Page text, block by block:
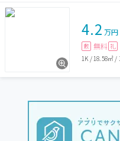
4.2 万円
敷 無料 礼
1K / 18.58㎡ /